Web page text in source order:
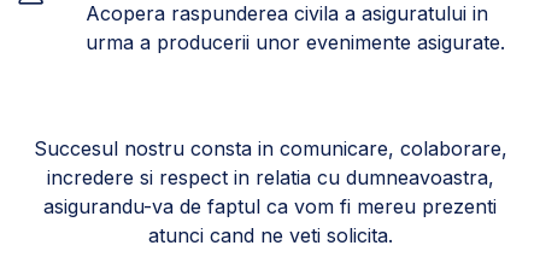
Acopera raspunderea civila a asiguratului in
urma a producerii unor evenimente asigurate.
Succesul nostru consta in comunicare, colaborare,
incredere si respect in relatia cu dumneavoastra,
asigurandu-va de faptul ca vom fi mereu prezenti
atunci cand ne veti solicita.